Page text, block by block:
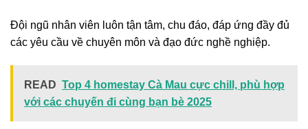
Đội ngũ nhân viên luôn tận tâm, chu đáo, đáp ứng đầy đủ
các yêu cầu về chuyên môn và đạo đức nghề nghiệp.
READ Top 4 homestay Cà Mau cực chill, phù hợp
với các chuyến đi cùng bạn bè 2025